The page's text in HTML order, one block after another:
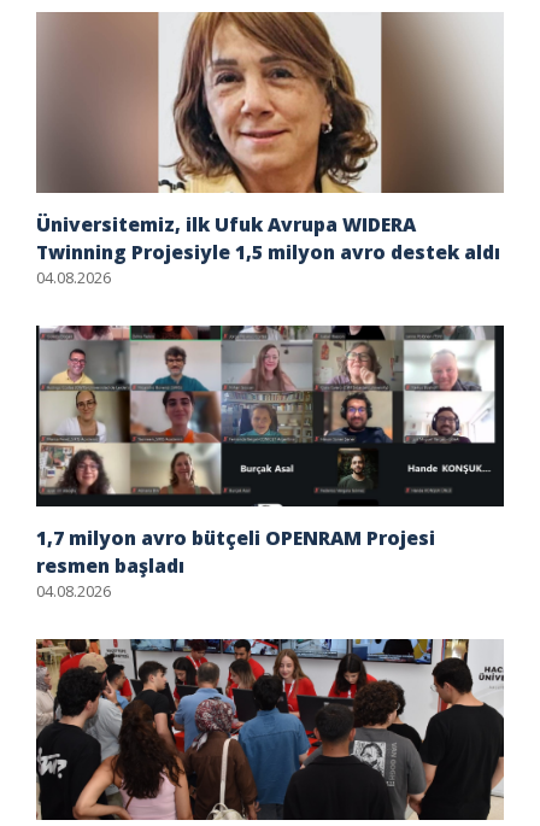
Üniversitemiz, ilk Ufuk Avrupa WIDERA
Twinning Projesiyle 1,5 milyon avro destek aldı
04.08.2026
1,7 milyon avro bütçeli OPENRAM Projesi
resmen başladı
04.08.2026